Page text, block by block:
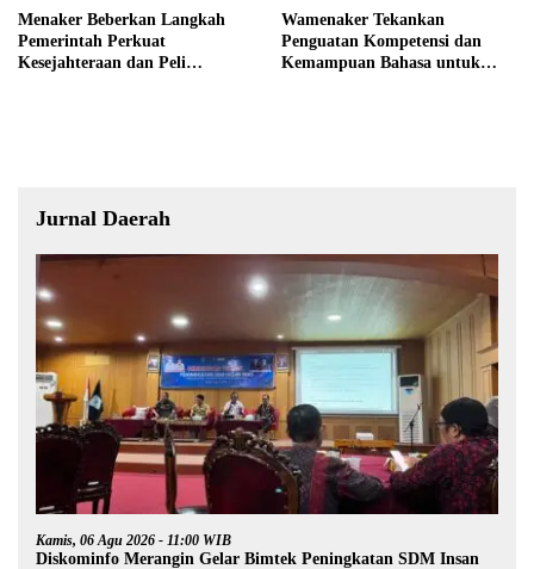
Menaker Beberkan Langkah
Pemerintah Perkuat
Kesejahteraan dan Peli
Wamenaker Tekankan
Penguatan Kompetensi dan
Kemampuan Bahasa untuk
Jurnal Daerah
Kamis, 06 Agu 2026 - 11:00 WIB
Diskominfo Merangin Gelar Bimtek Peningkatan SDM Insan